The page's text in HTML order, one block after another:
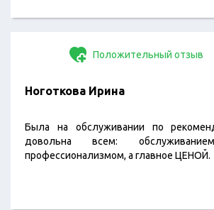
Положительный отзыв
Ноготкова Ирина
Была на обслуживании по
довольна всем:
профессионализмом, а главное ЦЕНОЙ.